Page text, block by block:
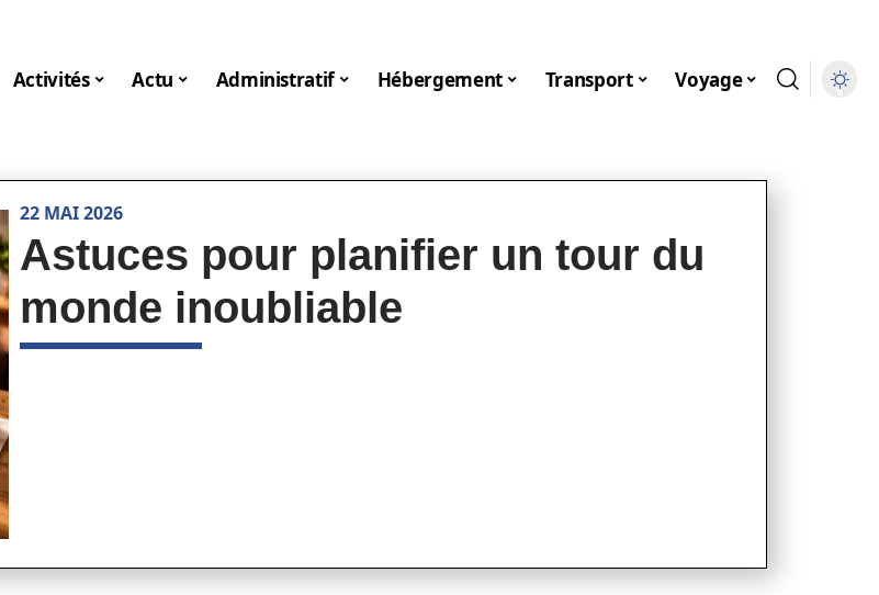
Activités Actu Administratif Hébergement Transport Voyage
22 MAI 2026
Astuces pour planifier un tour du
monde inoubliable